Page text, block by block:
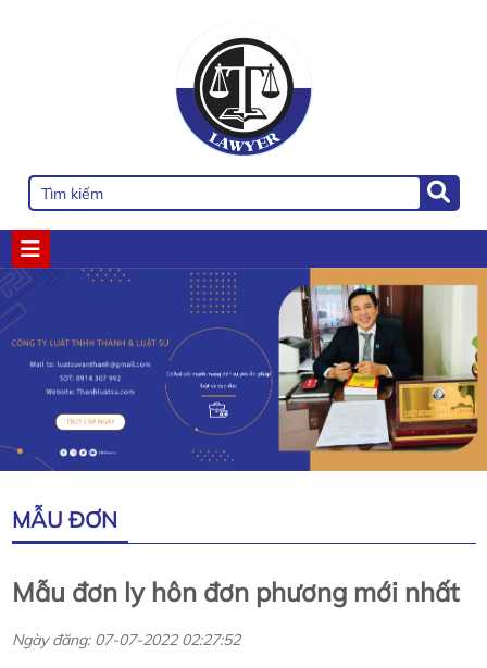
MẪU ĐƠN
Mẫu đơn ly hôn đơn phương mới nhất
Ngày đăng: 07-07-2022 02:27:52